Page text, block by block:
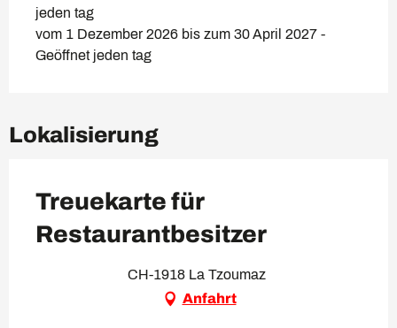
jeden tag
vom 1 Dezember 2026 bis zum 30 April 2027 -
Geöffnet jeden tag
Lokalisierung
Treuekarte für
Restaurantbesitzer
CH-1918 La Tzoumaz
Anfahrt